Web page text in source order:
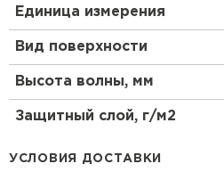
Единица измерения
Вид поверхности
Высота волны, мм
Защитный слой, г/м2
УСЛОВИЯ ДОСТАВКИ